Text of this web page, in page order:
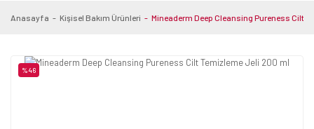
Anasayfa Kişisel Bakım Ürünleri Mineaderm Deep Cleansing Pureness Cilt
%46